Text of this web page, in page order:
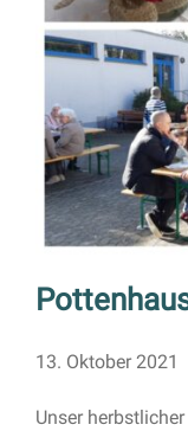
13. Oktober 2021
Unser